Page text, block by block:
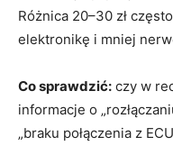
Różnica 20–30 zł
elektronikę i mniej
Co sprawdzić: czy w
informacje o
„braku połączenia z